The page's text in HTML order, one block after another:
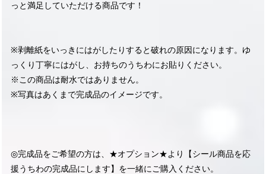
っと満足していただける商品です！
※剥離紙をいっきにはがしたりすると破れの原因になります。ゆ
っくり丁寧にはがし、お持ちのうちわにお貼りください。
※この商品は耐水ではありません。
※写真はあくまで完成品のイメージです。
◎完成品をご希望の方は、★オプション★より【シール商品を応
援うちわの完成品にします】を一緒にご購入ください。